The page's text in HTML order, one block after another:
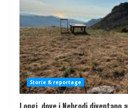
Storie & reportage